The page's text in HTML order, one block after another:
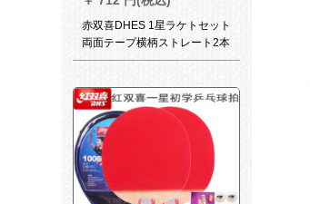
赤双喜DHES 1星ラケトセット
両面テープ横柄ストレート2本
セット